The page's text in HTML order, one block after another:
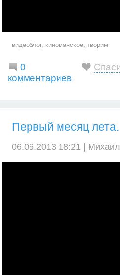
видеоблог, киноманское, творим
0
комментариев
Первый месяц лета.
06.06.2013 18:21 | Михаил